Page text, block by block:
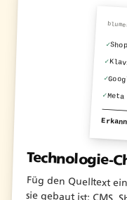
✓
✓
✓
✓
Technologie-
Füg den Quelltext
sie gebaut ist: CMS,